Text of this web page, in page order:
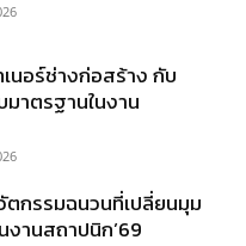
นอร์ช่างก่อสร้าง กับ
าตรฐานในงาน
ตกรรมฉนวนที่เปลี่ยนมุม
งานสถาปนิก’69